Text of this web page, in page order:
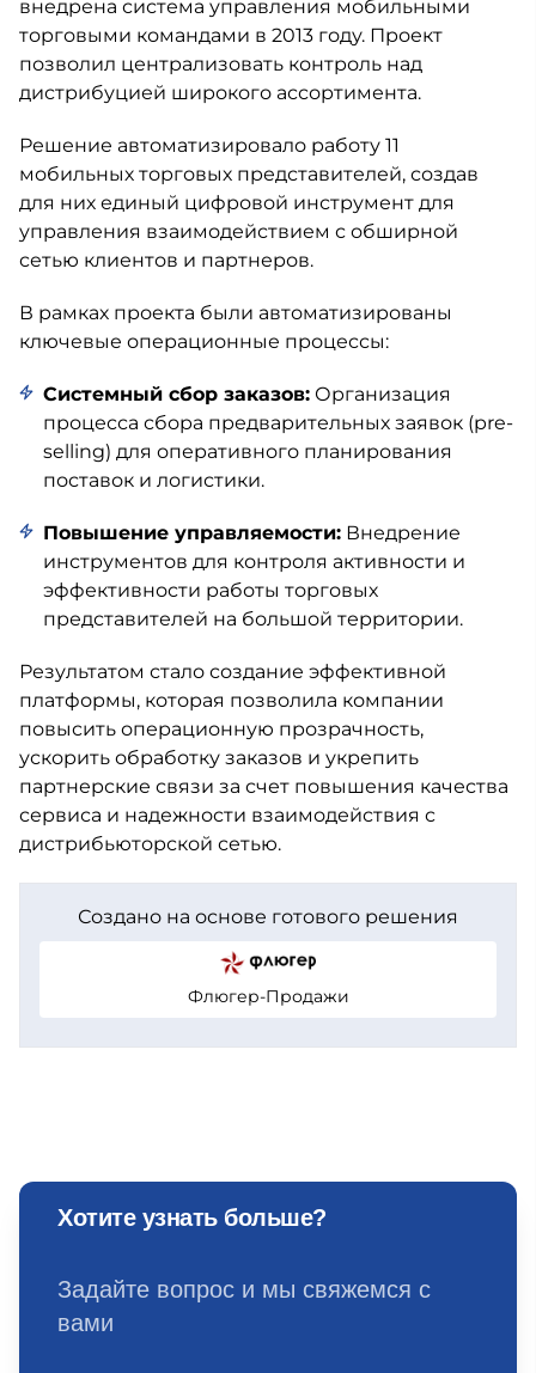
внедрена система управления мобильными
торговыми командами в 2013 году. Проект
позволил централизовать контроль над
дистрибуцией широкого ассортимента.
Решение автоматизировало работу 11
мобильных торговых представителей, создав
для них единый цифровой инструмент для
управления взаимодействием с обширной
сетью клиентов и партнеров.
В рамках проекта были автоматизированы
ключевые операционные процессы:
Системный сбор заказов: Организация
процесса сбора предварительных заявок (pre-
selling) для оперативного планирования
поставок и логистики.
Повышение управляемости: Внедрение
инструментов для контроля активности и
эффективности работы торговых
представителей на большой территории.
Результатом стало создание эффективной
платформы, которая позволила компании
повысить операционную прозрачность,
ускорить обработку заказов и укрепить
партнерские связи за счет повышения качества
сервиса и надежности взаимодействия с
дистрибьюторской сетью.
Создано на основе готового решения
Флюгер-Продажи
Хотите узнать больше?
Задайте вопрос и мы свяжемся с
вами